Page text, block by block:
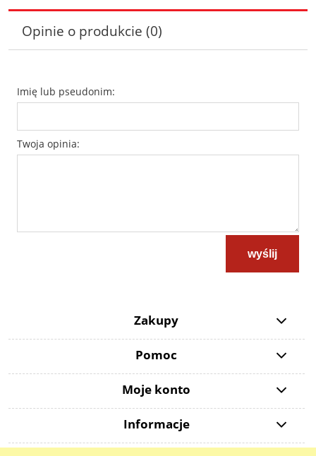
Opinie o produkcie (0)
Imię lub pseudonim:
Twoja opinia:
wyślij
Zakupy
Pomoc
Moje konto
Informacje